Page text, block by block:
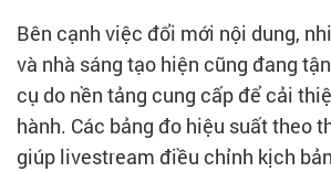
Bên cạnh việc đổi mới nội dung,
và nhà sáng tạo hiện cũng đang
cụ do nền tảng cung cấp để cải
hành. Các bảng đo hiệu suất theo
giúp livestream điều chỉnh kịch